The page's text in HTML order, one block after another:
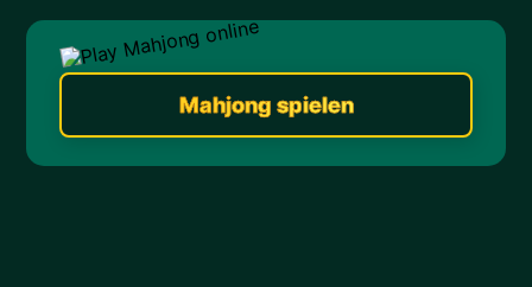
Mahjong spielen